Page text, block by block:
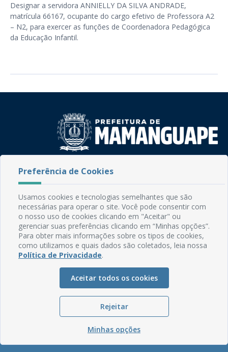
Designar a servidora ANNIELLY DA SILVA ANDRADE,
matrícula 66167, ocupante do cargo efetivo de Professora A2
– N2, para exercer as funções de Coordenadora Pedagógica
da Educação Infantil.
Rua do Imperador, 78, Centro
Email: comunicacao@mamanguape.pb.gov.br
Expediente: Segunda à Sexta, das 08h às 13h
Mapa do Site
Perguntas frequentes
Glossário
Ouvidoria
Serviços Internos
Política de Privacidade
Preferência de Cookies
Usamos cookies e tecnologias semelhantes que são
necessárias para operar o site. Você pode consentir com
o nosso uso de cookies clicando em "Aceitar" ou
gerenciar suas preferências clicando em “Minhas opções”.
Para obter mais informações sobre os tipos de cookies,
como utilizamos e quais dados são coletados, leia nossa
Política de Privacidade.
Aceitar todos os cookies
Rejeitar
Minhas opções